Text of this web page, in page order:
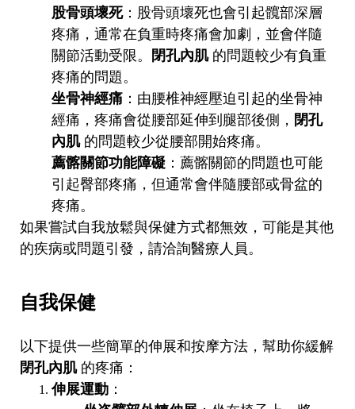
股骨頭壞死：股骨頭壞死也會引起髖部深層
疼痛，通常在負重時疼痛會加劇，並會伴隨
關節活動受限。
閉孔內肌的問題較少有負重
疼痛的問題。
坐骨神經痛 ：由腰椎神經壓迫引起的坐骨神
經痛，疼痛會從腰部延伸到腿部後側， 閉孔
內肌的問題較少從腰部開始疼痛。
薦髂關節功能障礙 ：薦髂關節的問題也可能
引起臀部疼痛，但通常會伴隨腰部或骨盆的
疼痛。
如果嘗試自我放鬆與保健方式都無效，可能是其他
的疾病或問題引發，請洽詢醫療人員。
自我保健
以下提供一些簡單的伸展和按摩方法，幫助你緩解
閉孔內肌的疼痛：
伸展運動 ：